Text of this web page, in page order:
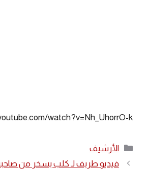
watch?v=Nh_UhorrO-k
التصنيفات
الأرشيف
فيديو طريف لـ كلب يسخر من